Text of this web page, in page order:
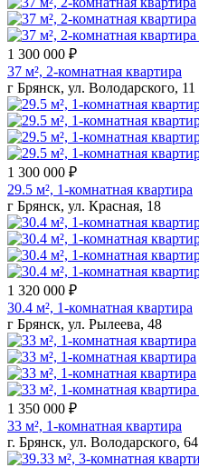
1 300 000 ₽
37 м², 2-комнатная квартира
г Брянск, ул. Володарского, 11
1 300 000 ₽
29.5 м², 1-комнатная квартира
г Брянск, ул. Красная, 18
1 320 000 ₽
30.4 м², 1-комнатная квартира
г Брянск, ул. Рылеева, 48
1 350 000 ₽
33 м², 1-комнатная квартира
г. Брянск, ул. Володарского, 64